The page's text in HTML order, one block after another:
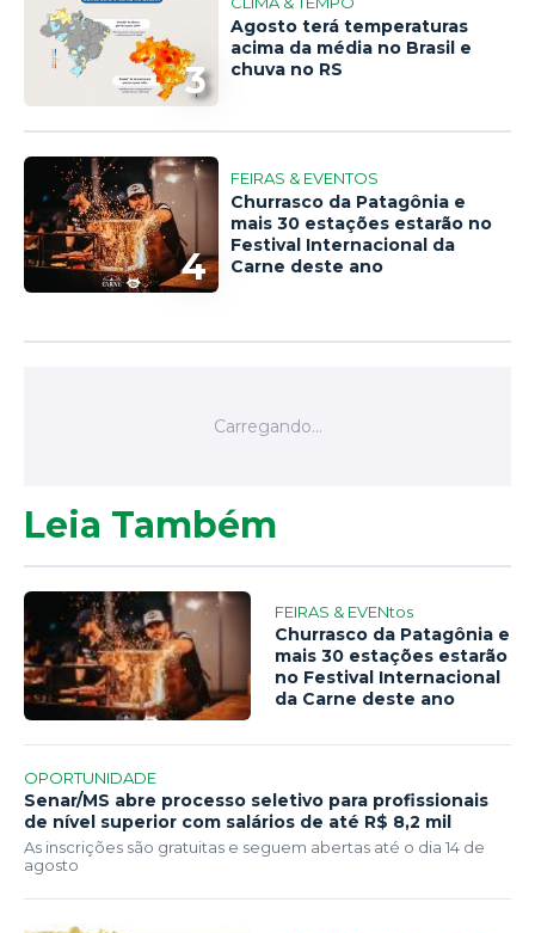
3
Agosto terá temperaturas
acima da média no Brasil e
chuva no RS
4
FEIRAS & EVENTOS
Churrasco da Patagônia e
mais 30 estações estarão no
Festival Internacional da
Carne deste ano
Leia Também
FEIRAS & EVENtos
Churrasco da Patagônia e
mais 30 estações estarão
no Festival Internacional
da Carne deste ano
OPORTUNIDADE
Senar/MS abre processo seletivo para profissionais
de nível superior com salários de até R$ 8,2 mil
As inscrições são gratuitas e seguem abertas até o dia 14 de
agosto